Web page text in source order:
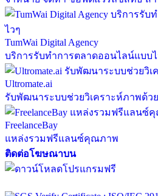
TumWai Digital Agency
บริการรับทำการตลาดออนไลน์แบบไ
Ultromate.ai
รับพัฒนาระบบช่วยวิเคราะห์ภาพด้ว
FreelanceBay
แหล่งรวมฟรีแลนซ์คุณภาพ
ติดต่อโฆษณาบน